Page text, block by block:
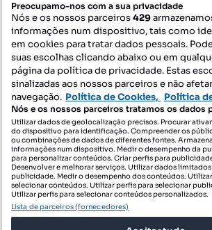
Mapa do Site
Contacte-nos
SIGA-NOS:
DESCARREGAR NA:
Preocupamo-nos com a sua privacidade
Nós e os nossos parceiros429
informações num dispositivo, tais como
em cookies para tratar dados pessoais.
suas escolhas clicando abaixo ou em
página da política de privacidade. Estas
sinalizadas aos nossos parceiros e não
navegação. Política de Cookies, Política
Nós e os nossos parceiros tratamos os dados
Utilizar dados de geolocalização precisos. Procurar
do dispositivo para identificação. Compreender os
ou combinações de dados de diferentes fontes.
informações num dispositivo. Medir o desempenho da
para personalizar conteúdos. Criar perfis para
Desenvolver e melhorar serviços. Utilizar dados
publicidade. Medir o desempenho dos conteúdos.
selecionar conteúdos. Utilizar perfis para selecionar
Utilizar perfis para selecionar conteúdos personalizados.
Lista de parceiros (fornecedores)